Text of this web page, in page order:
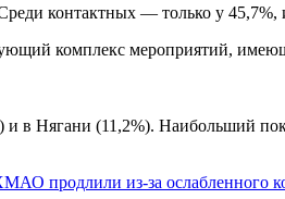
контактных — только у
комплекс мероприятий,
и в Нягани (11,2%). Наибольший
продлили из-за ослабленного